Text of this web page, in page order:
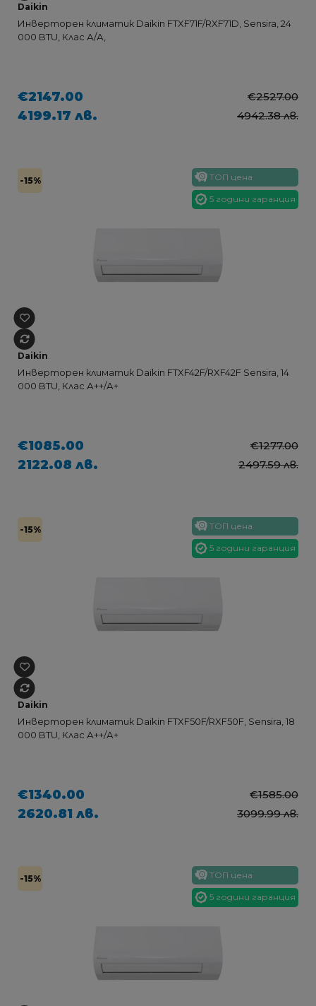
Daikin
Инверторен климатик Daikin FTXF71F/RXF71D, Sensira, 24
000 BTU, Клас А/А,
€2147.00 €2527.00
4199.17 лв. 4942.38 лв.
-15% ТОП цена
5 години гаранция
Daikin
Инверторен климатик Daikin FTXF42F/RXF42F Sensira, 14
000 BTU, Клас А++/А+
€1085.00 €1277.00
2122.08 лв. 2497.59 лв.
-15% ТОП цена
5 години гаранция
Daikin
Инверторен климатик Daikin FTXF50F/RXF50F, Sensira, 18
000 BTU, Клас А++/А+
€1340.00 €1585.00
2620.81 лв. 3099.99 лв.
-15% ТОП цена
5 години гаранция